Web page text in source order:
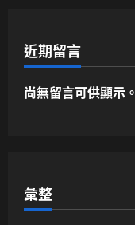
近期留言
尚無留言可供顯示。
彙整